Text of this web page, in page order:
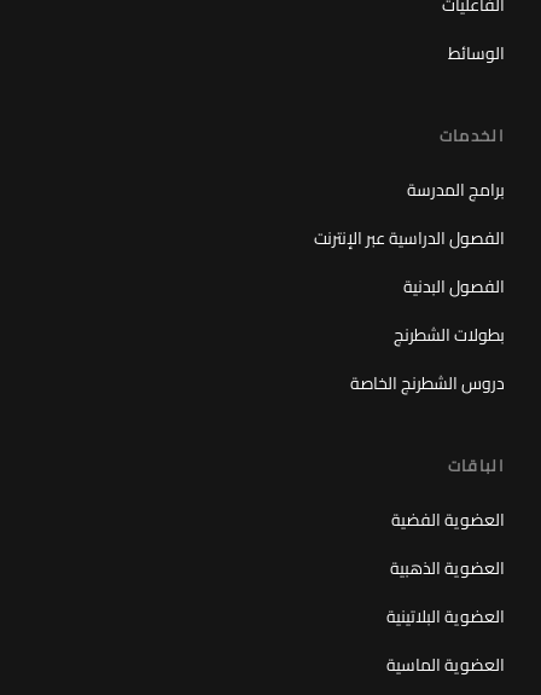
الوسائط
الخدمات
برامج المدرسة
الفصول الدراسية عبر الإنترنت
الفصول البدنية
بطولات الشطرنج
دروس الشطرنج الخاصة
الباقات
العضوية الفضية
العضوية الذهبية
العضوية البلاتينية
العضوية الماسية